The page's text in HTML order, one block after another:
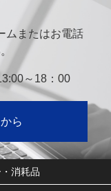
ムまたはお電話
～18：00
ら
消耗品